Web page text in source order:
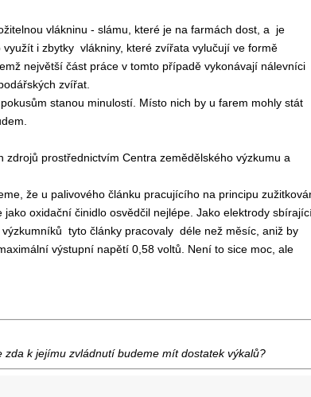
vlákninu - slámu, které je na farmách dost, a je
i zbytky vlákniny, které zvířata vylučují ve formě
největší část práce v tomto případě vykonávají nálevníci
zvířat.
stanou minulostí. Místo nich by u farem mohly stát
prostřednictvím Centra zemědělského výzkumu a
že u palivového článku pracujícího na principu
oxidační činidlo osvědčil nejlépe. Jako elektrody
tyto články pracovaly déle než měsíc, aniž by
výstupní napětí 0,58 voltů. Není to sice moc, ale
k jejímu zvládnutí budeme mít dostatek výkalů?